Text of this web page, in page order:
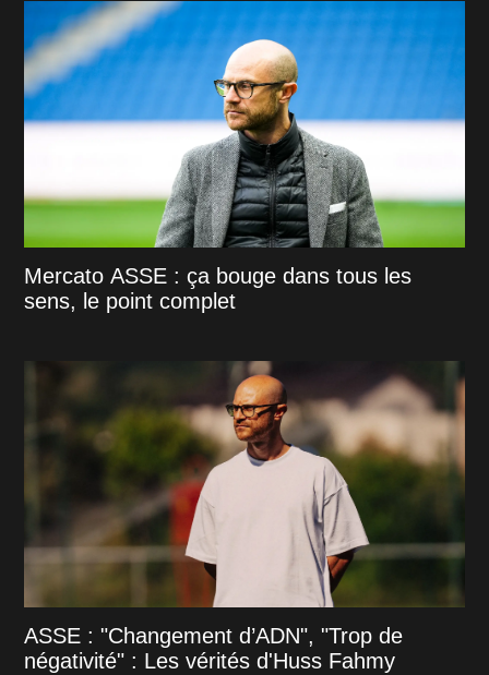
Mercato ASSE : ça bouge dans tous les
sens, le point complet
ASSE : "Changement d’ADN", "Trop de
négativité" : Les vérités d'Huss Fahmy